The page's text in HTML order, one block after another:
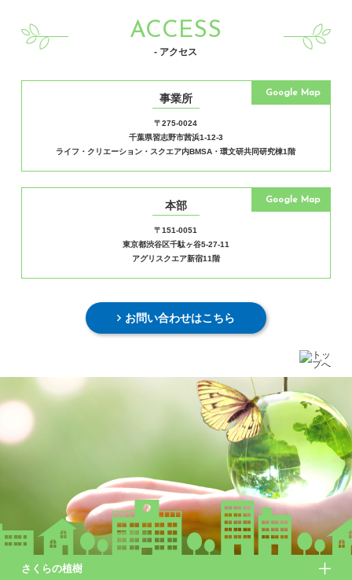
ACCESS
- アクセス
事業所
〒275-0024
千葉県習志野市茜浜1-12-3
ライフ・クリエーション・スクエア内BMSA・環文研共同研究棟1階
Google Map
本部
〒151-0051
東京都渋谷区千駄ヶ谷5-27-11
アグリスクエア新宿11階
Google Map
お問い合わせはこちら
さくらの植樹